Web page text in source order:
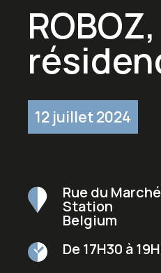
12 juillet 2024
Rue du
Station
Belgium
De 17H30 à